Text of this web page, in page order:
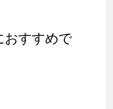
おすすめで